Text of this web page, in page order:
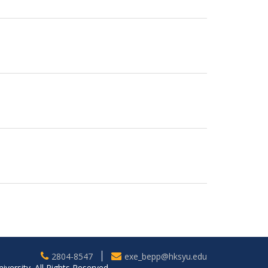
2804-8547
exe_bepp@hksyu.edu